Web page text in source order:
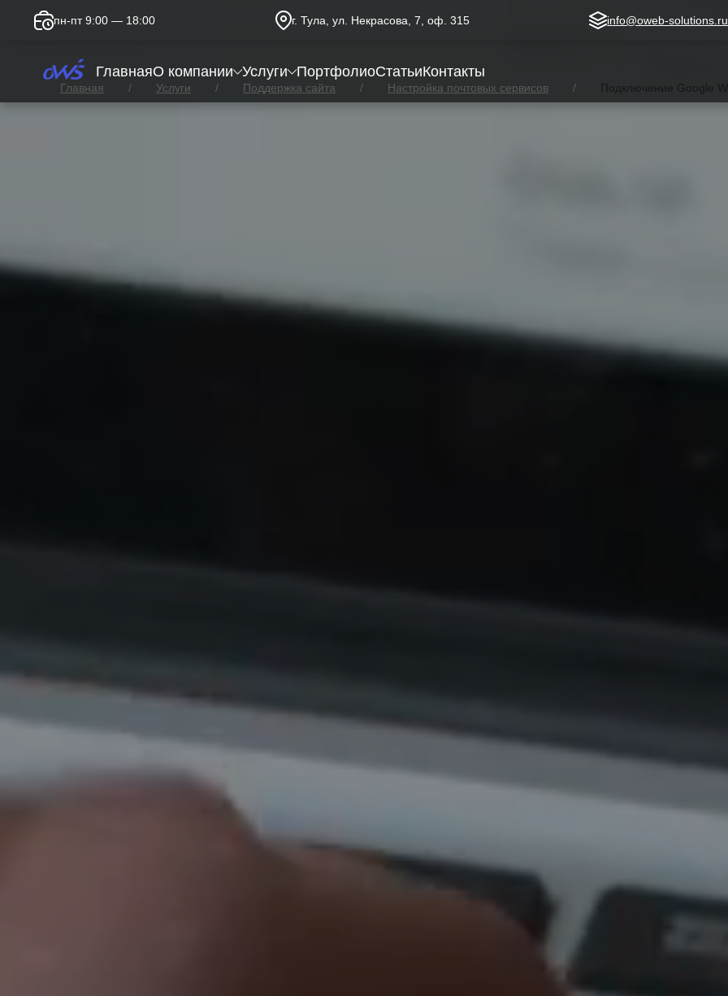
пн-пт 9:00 — 18:00 г. Тула, ул. Некрасова, 7, оф. 315 info@oweb-solutions.ru
ГлавнаяО компании Услуги ПортфолиоСтатьиКонтакты
Главная Услуги Поддержка сайта Настройка почтовых сервисов Подключение Google
Подключение Google Workspace к домену